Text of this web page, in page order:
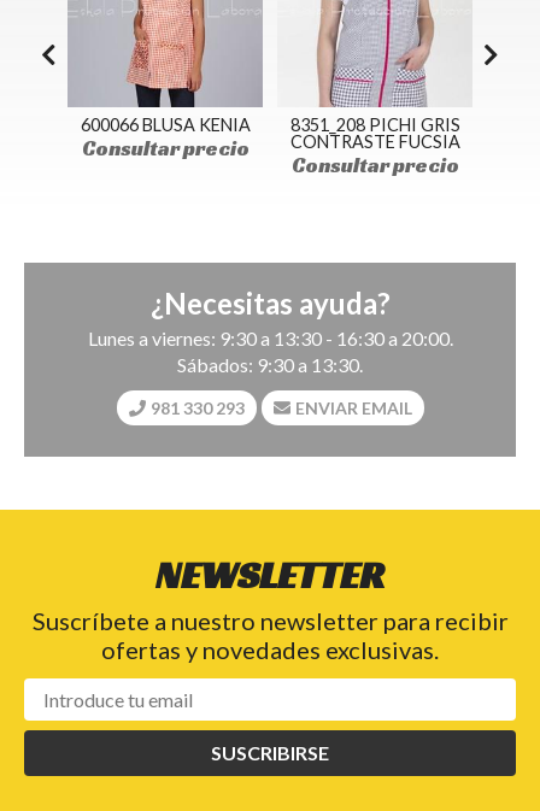
600066 BLUSA KENIA
Consultar precio
8351_208 PICHI GRIS
CONTRASTE FUCSIA
Consultar precio
¿Necesitas ayuda?
Lunes a viernes: 9:30 a 13:30 - 16:30 a 20:00.
Sábados: 9:30 a 13:30.
981 330 293 ENVIAR EMAIL
NEWSLETTER
Suscríbete a nuestro newsletter para recibir
ofertas y novedades exclusivas.
SUSCRIBIRSE